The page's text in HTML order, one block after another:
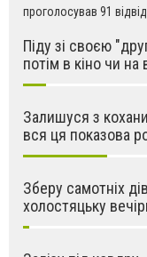
проголосував 91
Піду зі своєю
потім в кіно чи на
Залишуся з
вся ця показова
Зберу самотніх
холостяцьку